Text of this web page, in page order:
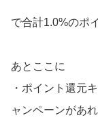
で合計1.0%のポ
あとここに
・ポイント還元
ャンペーンがあ